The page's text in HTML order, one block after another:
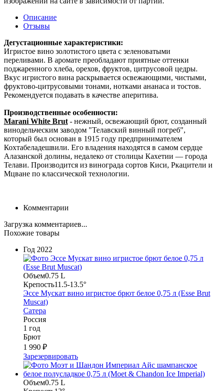
Описание
Отзывы
Дегустационные характеристики:
Игристое вино золотистого цвета с зеленоватыми
переливами. В аромате преобладают приятные оттенки
поджаренного хлеба, орехов, фруктов, цитрусовой цедры.
Вкус игристого вина раскрывается освежающими, чистыми,
фруктово-цитрусовыми тонами, нотками ананаса и тостов.
Рекомендуется подавать в качестве аперитива.
Производственные особенности:
Marani White Brut - нежный, освежающий брют, созданный
винодельческим заводом "Телавский винный погреб",
который был основан в 1915 году предпринимателем
Кохтабеладешвили. Его владения находятся в самом сердце
Алазанской долины, недалеко от столицы Кахетии — города
Телави. Производится из винограда сортов Киси, Ркацители и
Мцване по классической технологии.
Комментарии
Загрузка комментариев...
Похожие товары
Год 2022
Объем0.75 L
Крепость11.5-13.5°
Эссе Мускат вино игристое брют белое 0,75 л (Esse Brut
Muscat)
Сатера
Россия
1 год
Брют
1 990 ₽
Зарезервировать
Объем0.75 L